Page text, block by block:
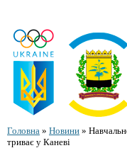
Головна » Новини »
триває у Каневі